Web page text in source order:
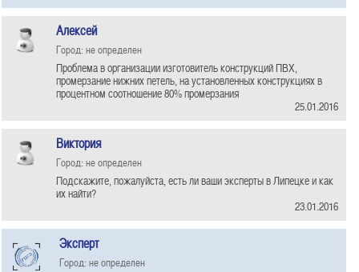
Алексей
Город: не определен
Проблема в организации изготовитель конструкций ПВХ,
промерзание нижних петель, на установленных конструкциях в
процентном соотношение 80% промерзания
25.01.2016
Виктория
Город: не определен
Подскажите, пожалуйста, есть ли ваши эксперты в Липецке и как
их найти?
23.01.2016
Эксперт
Город: не определен